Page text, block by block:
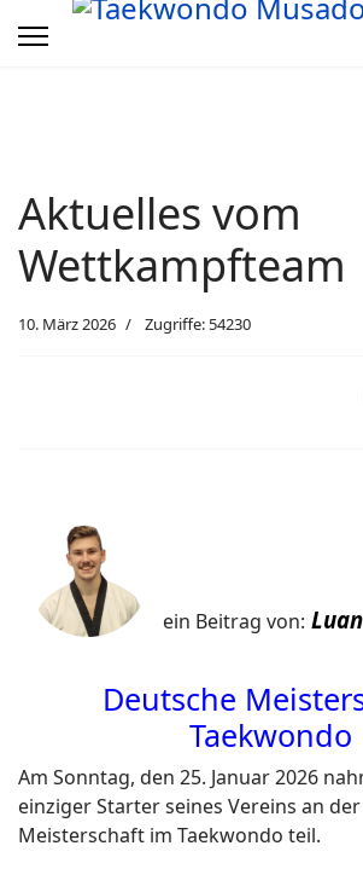
Aktuelles vom
Wettkampfteam
10. März 2026 Zugriffe: 54230
ein Beitrag von:
Deutsche
Taekwondo
Am Sonntag, den 25. Januar 2026
einziger Starter seines Vereins an
Meisterschaft im Taekwondo teil.